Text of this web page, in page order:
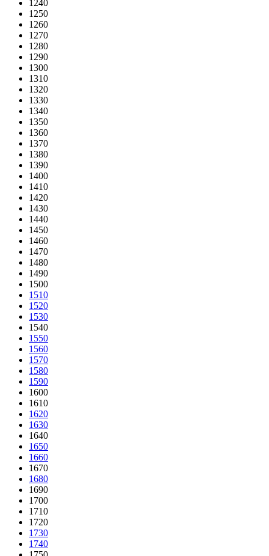
1240
1250
1260
1270
1280
1290
1300
1310
1320
1330
1340
1350
1360
1370
1380
1390
1400
1410
1420
1430
1440
1450
1460
1470
1480
1490
1500
1510
1520
1530
1540
1550
1560
1570
1580
1590
1600
1610
1620
1630
1640
1650
1660
1670
1680
1690
1700
1710
1720
1730
1740